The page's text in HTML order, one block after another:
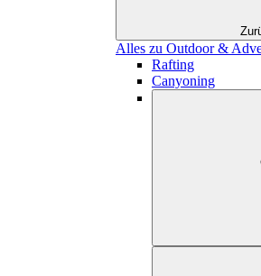
Alles zu Outdoor &
Rafting
Canyoning